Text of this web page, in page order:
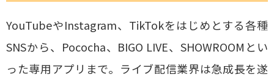
YouTubeやInstagram、TikTokをはじめとする各種
SNSから、Pococha、BIGO LIVE、SHOWROOMとい
った専用アプリまで。ライブ配信業界は急成長を遂